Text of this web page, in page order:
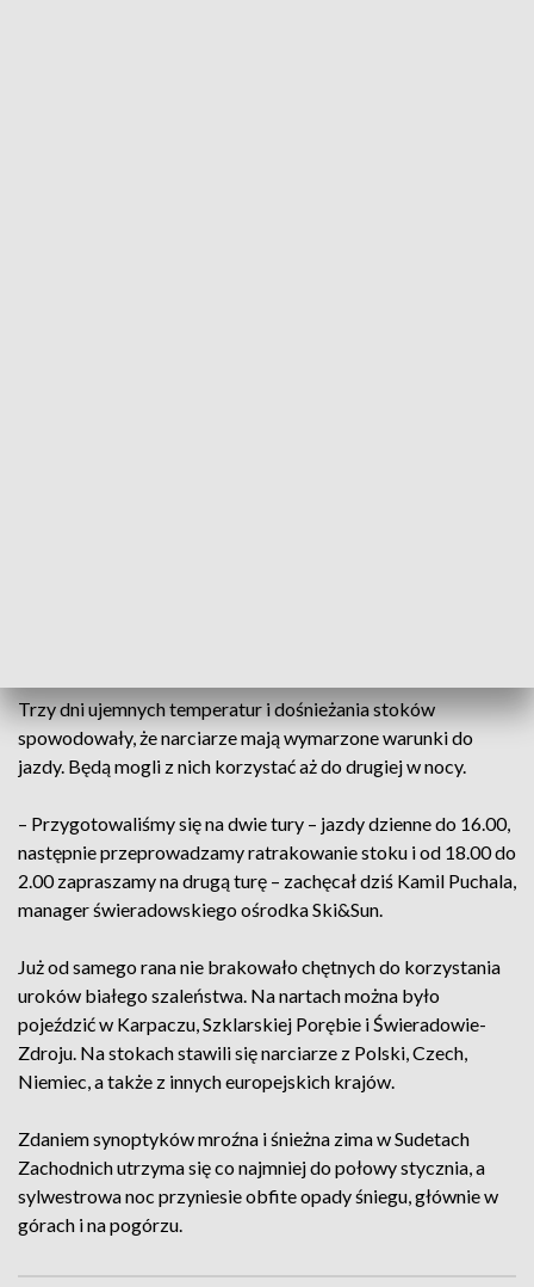
Trzy dni ujemnych temperatur i dośnieżania stoków
spowodowały, że narciarze mają wymarzone warunki do
jazdy. Będą mogli z nich korzystać aż do drugiej w nocy.
– Przygotowaliśmy się na dwie tury – jazdy dzienne do 16.00,
następnie przeprowadzamy ratrakowanie stoku i od 18.00 do
2.00 zapraszamy na drugą turę – zachęcał dziś Kamil Puchala,
manager świeradowskiego ośrodka Ski&Sun.
Już od samego rana nie brakowało chętnych do korzystania
uroków białego szaleństwa. Na nartach można było
pojeździć w Karpaczu, Szklarskiej Porębie i Świeradowie-
Zdroju. Na stokach stawili się narciarze z Polski, Czech,
Niemiec, a także z innych europejskich krajów.
Zdaniem synoptyków mroźna i śnieżna zima w Sudetach
Zachodnich utrzyma się co najmniej do połowy stycznia, a
sylwestrowa noc przyniesie obfite opady śniegu, głównie w
górach i na pogórzu.